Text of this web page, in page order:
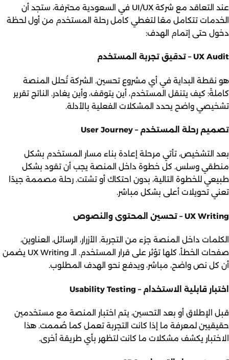
عند التعاقد مع شركة UI/UX في السعودية محترفة، ستجد أن
الخدمات تتكامل معًا لتغطي كامل رحلة المستخدم من أول لحظة
دخول حتى إتمام الهدف:
UX Audit – تدقيق تجربة المستخدم
هو نقطة البداية في أي مشروع تحسين. الشركة تُحلل المنصة
كاملةً: كيف يتنقل المستخدم، أين يتوقف، وأين يغادر. الناتج تقرير
تشخيصي واضح يحدد المشكلات الفعلية بالأدلة.
تصميم رحلة المستخدم – User Journey
بعد التشخيص، تأتي مرحلة إعادة بناء مسار المستخدم بشكل
منطقي وسلس. كل خطوة داخل المنصة يجب أن تقود بشكل
طبيعي للخطوة التالية، بدون احتكاك أو تشتت. رحلة مصممة جيدًا
تعني تحويلات أعلى بشكل مباشر.
UX Writing – تحسين المحتوى والنصوص
الكلمات داخل المنصة جزء من التجربة. الأزرار، الرسائل، العناوين،
صفحات الخطأ، كلها تؤثر على قرار المستخدم. الـ UX Writing يضمن
أن كل نص واضح، مباشر، ويدفع نحو الهدف المطلوب.
اختبار قابلية الاستخدام – Usability Testing
قبل الإطلاق أو بعد التحسين، يتم اختبار المنصة مع مستخدمين
حقيقيين لمعرفة ما إذا كانت التجربة تعمل كما صُممت. هذا
الاختبار يكشف مشكلات ما كانت لتظهر بأي طريقة أخرى.